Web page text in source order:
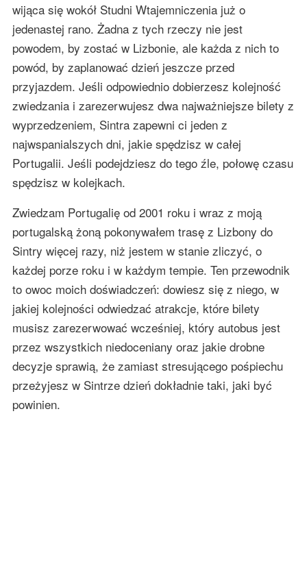
wijąca się wokół Studni Wtajemniczenia już o
jedenastej rano. Żadna z tych rzeczy nie jest
powodem, by zostać w Lizbonie, ale każda z nich to
powód, by zaplanować dzień jeszcze przed
przyjazdem. Jeśli odpowiednio dobierzesz kolejność
zwiedzania i zarezerwujesz dwa najważniejsze bilety z
wyprzedzeniem, Sintra zapewni ci jeden z
najwspanialszych dni, jakie spędzisz w całej
Portugalii. Jeśli podejdziesz do tego źle, połowę czasu
spędzisz w kolejkach.
Zwiedzam Portugalię od 2001 roku i wraz z moją
portugalską żoną pokonywałem trasę z Lizbony do
Sintry więcej razy, niż jestem w stanie zliczyć, o
każdej porze roku i w każdym tempie. Ten przewodnik
to owoc moich doświadczeń: dowiesz się z niego, w
jakiej kolejności odwiedzać atrakcje, które bilety
musisz zarezerwować wcześniej, który autobus jest
przez wszystkich niedoceniany oraz jakie drobne
decyzje sprawią, że zamiast stresującego pośpiechu
przeżyjesz w Sintrze dzień dokładnie taki, jaki być
powinien.